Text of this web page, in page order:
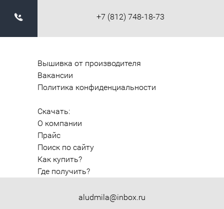
+7 (812) 748-18-73
aludmila@inbox.ru
Вышивка от производителя
Вакансии
Политика конфиденциальности
Скачать:
О компании
Прайс
Поиск по сайту
Как купить?
Где получить?